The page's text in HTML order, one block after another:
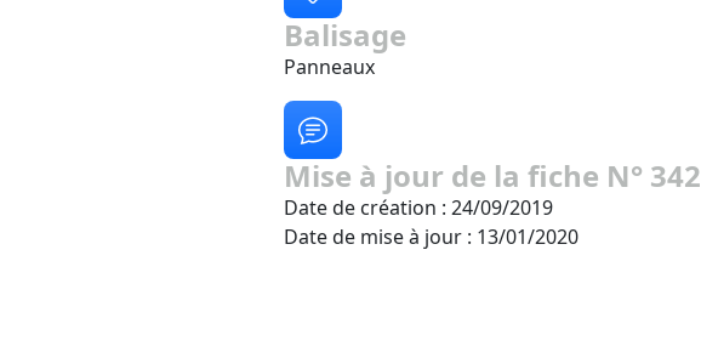
Balisage
Panneaux
Mise à jour de la fiche N° 342
Date de création : 24/09/2019
Date de mise à jour : 13/01/2020